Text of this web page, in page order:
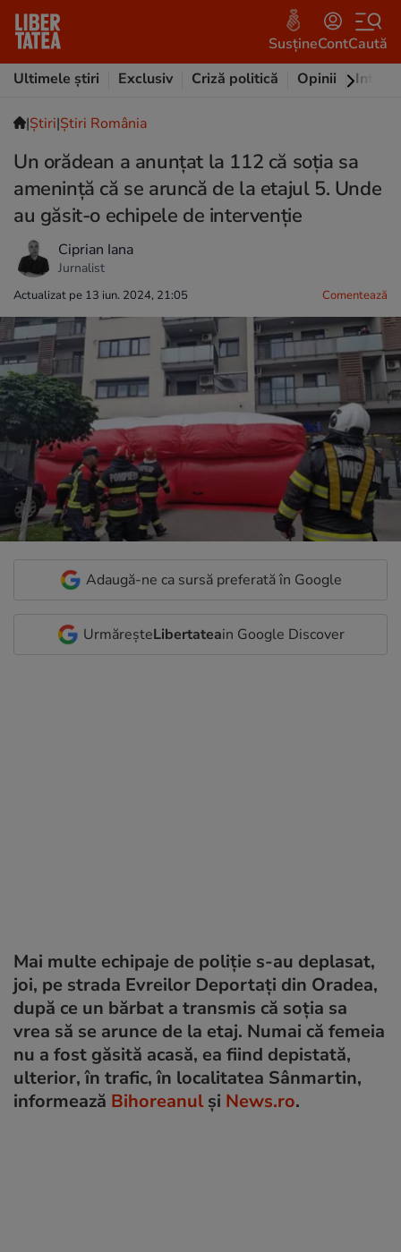
SusțineContCaută
Ultimele știri
Exclusiv Criză politică Opinii
|Ştiri|Știri România
Un orădean a anunțat la 112 că soția sa
amenință că se aruncă de la etajul 5. Unde
au găsit-o echipele de intervenție
Ciprian Iana
Jurnalist
Actualizat pe 13 iun. 2024, 21:05 Comentează
Adaugă-ne ca sursă preferată în Google
UrmăreșteLibertateain Google Discover
Mai multe echipaje de poliție s-au deplasat,
joi, pe strada Evreilor Deportați din Oradea,
după ce un bărbat a transmis că soția sa
vrea să se arunce de la etaj. Numai că femeia
nu a fost găsită acasă, ea fiind depistată,
ulterior, în trafic, în localitatea Sânmartin,
informează Bihoreanul și News.ro.